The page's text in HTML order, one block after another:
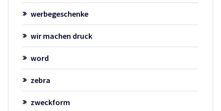
werbegeschenke
wir machen druck
word
zebra
zweckform